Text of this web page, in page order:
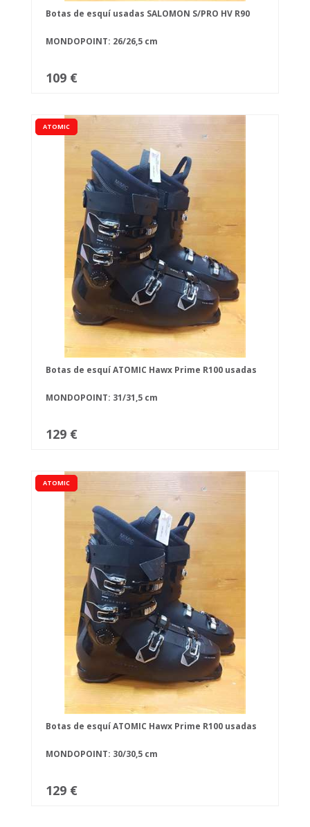
Botas de esquí usadas SALOMON S/PRO HV R90
MONDOPOINT: 26/26,5 cm
109 €
ATOMIC
Botas de esquí ATOMIC Hawx Prime R100 usadas
MONDOPOINT: 31/31,5 cm
129 €
ATOMIC
Botas de esquí ATOMIC Hawx Prime R100 usadas
MONDOPOINT: 30/30,5 cm
129 €